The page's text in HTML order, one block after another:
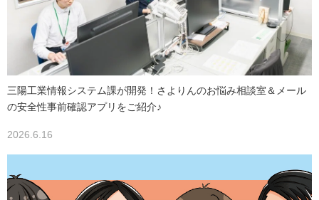
三陽工業情報システム課が開発！さよりんのお悩み相談室＆メール
の安全性事前確認アプリをご紹介♪
2026.6.16